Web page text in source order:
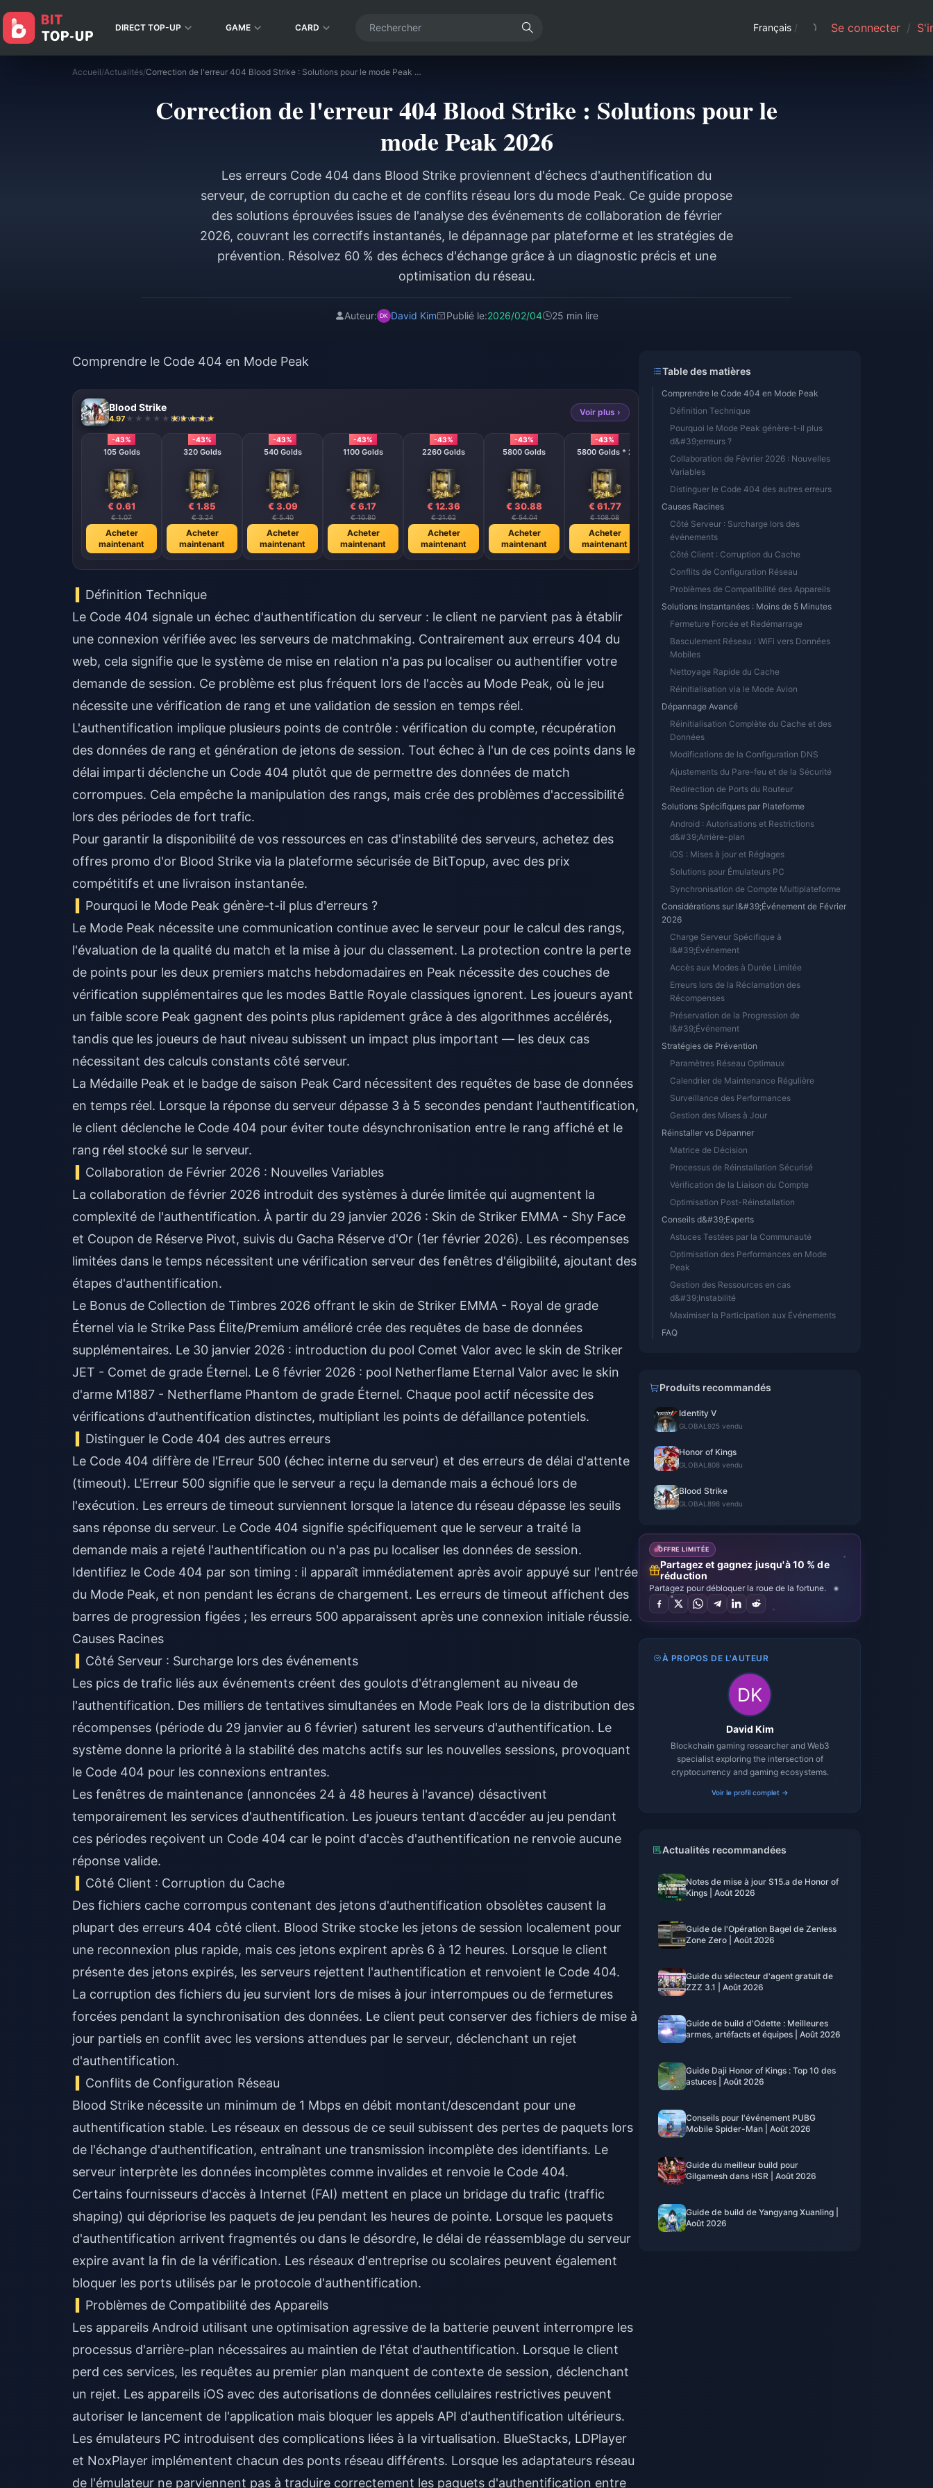
DIRECT TOP-UP GAME CARD Français / Se connecter /
Accueil/Actualités/ Correction de l'erreur 404 Blood Strike : Solutions pour le mode Peak 2026
Correction de l'erreur 404 Blood Strike : Solutions pour le
mode Peak 2026
Les erreurs Code 404 dans Blood Strike proviennent d'échecs d'authentification du
serveur, de corruption du cache et de conflits réseau lors du mode Peak. Ce guide propose
des solutions éprouvées issues de l'analyse des événements de collaboration de février
2026, couvrant les correctifs instantanés, le dépannage par plateforme et les stratégies de
prévention. Résolvez 60 % des échecs d'échange grâce à un diagnostic précis et une
optimisation du réseau.
Auteur: David Kim Publié le:2026/02/04 25 min lire
Comprendre le Code 404 en Mode Peak
Blood Strike
4.97 898 vendu
Voir plus ›
-43%
105 Golds
€ 0.61
€ 1.07
Acheter
maintenant
-43%
320 Golds
€ 1.85
€ 3.24
Acheter
maintenant
-43%
540 Golds
€ 3.09
€ 5.40
Acheter
maintenant
-43%
1100 Golds
€ 6.17
€ 10.80
Acheter
maintenant
-43%
2260 Golds
€ 12.36
€ 21.62
Acheter
maintenant
-43%
5800 Golds
€ 30.88
€ 54.04
Acheter
maintenant
-43%
5800 Golds * 2
€ 61.77
€ 108.08
Acheter
maintenant
-43%
€ 123.52
Acheter
Définition Technique
Le Code 404 signale un échec d'authentification du serveur : le client ne parvient pas à établir
une connexion vérifiée avec les serveurs de matchmaking. Contrairement aux erreurs 404 du
web, cela signifie que le système de mise en relation n'a pas pu localiser ou authentifier votre
demande de session. Ce problème est plus fréquent lors de l'accès au Mode Peak, où le jeu
nécessite une vérification de rang et une validation de session en temps réel.
L'authentification implique plusieurs points de contrôle : vérification du compte, récupération
des données de rang et génération de jetons de session. Tout échec à l'un de ces points dans le
délai imparti déclenche un Code 404 plutôt que de permettre des données de match
corrompues. Cela empêche la manipulation des rangs, mais crée des problèmes d'accessibilité
lors des périodes de fort trafic.
Pour garantir la disponibilité de vos ressources en cas d'instabilité des serveurs, achetez des
offres promo d'or Blood Strike via la plateforme sécurisée de BitTopup, avec des prix
compétitifs et une livraison instantanée.
Pourquoi le Mode Peak génère-t-il plus d'erreurs ?
Le Mode Peak nécessite une communication continue avec le serveur pour le calcul des rangs,
l'évaluation de la qualité du match et la mise à jour du classement. La protection contre la perte
de points pour les deux premiers matchs hebdomadaires en Peak nécessite des couches de
vérification supplémentaires que les modes Battle Royale classiques ignorent. Les joueurs ayant
un faible score Peak gagnent des points plus rapidement grâce à des algorithmes accélérés,
tandis que les joueurs de haut niveau subissent un impact plus important — les deux cas
nécessitant des calculs constants côté serveur.
La Médaille Peak et le badge de saison Peak Card nécessitent des requêtes de base de données
en temps réel. Lorsque la réponse du serveur dépasse 3 à 5 secondes pendant l'authentification,
le client déclenche le Code 404 pour éviter toute désynchronisation entre le rang affiché et le
rang réel stocké sur le serveur.
Collaboration de Février 2026 : Nouvelles Variables
La collaboration de février 2026 introduit des systèmes à durée limitée qui augmentent la
complexité de l'authentification. À partir du 29 janvier 2026 : Skin de Striker EMMA - Shy Face
et Coupon de Réserve Pivot, suivis du Gacha Réserve d'Or (1er février 2026). Les récompenses
limitées dans le temps nécessitent une vérification serveur des fenêtres d'éligibilité, ajoutant des
étapes d'authentification.
Le Bonus de Collection de Timbres 2026 offrant le skin de Striker EMMA - Royal de grade
Éternel via le Strike Pass Élite/Premium amélioré crée des requêtes de base de données
supplémentaires. Le 30 janvier 2026 : introduction du pool Comet Valor avec le skin de Striker
JET - Comet de grade Éternel. Le 6 février 2026 : pool Netherflame Eternal Valor avec le skin
d'arme M1887 - Netherflame Phantom de grade Éternel. Chaque pool actif nécessite des
vérifications d'authentification distinctes, multipliant les points de défaillance potentiels.
Distinguer le Code 404 des autres erreurs
Le Code 404 diffère de l'Erreur 500 (échec interne du serveur) et des erreurs de délai d'attente
(timeout). L'Erreur 500 signifie que le serveur a reçu la demande mais a échoué lors de
l'exécution. Les erreurs de timeout surviennent lorsque la latence du réseau dépasse les seuils
sans réponse du serveur. Le Code 404 signifie spécifiquement que le serveur a traité la
demande mais a rejeté l'authentification ou n'a pas pu localiser les données de session.
Identifiez le Code 404 par son timing : il apparaît immédiatement après avoir appuyé sur l'entrée
du Mode Peak, et non pendant les écrans de chargement. Les erreurs de timeout affichent des
barres de progression figées ; les erreurs 500 apparaissent après une connexion initiale réussie.
Causes Racines
Côté Serveur : Surcharge lors des événements
Les pics de trafic liés aux événements créent des goulots d'étranglement au niveau de
l'authentification. Des milliers de tentatives simultanées en Mode Peak lors de la distribution des
récompenses (période du 29 janvier au 6 février) saturent les serveurs d'authentification. Le
système donne la priorité à la stabilité des matchs actifs sur les nouvelles sessions, provoquant
le Code 404 pour les connexions entrantes.
Les fenêtres de maintenance (annoncées 24 à 48 heures à l'avance) désactivent
temporairement les services d'authentification. Les joueurs tentant d'accéder au jeu pendant
ces périodes reçoivent un Code 404 car le point d'accès d'authentification ne renvoie aucune
réponse valide.
Côté Client : Corruption du Cache
Des fichiers cache corrompus contenant des jetons d'authentification obsolètes causent la
plupart des erreurs 404 côté client. Blood Strike stocke les jetons de session localement pour
une reconnexion plus rapide, mais ces jetons expirent après 6 à 12 heures. Lorsque le client
présente des jetons expirés, les serveurs rejettent l'authentification et renvoient le Code 404.
La corruption des fichiers du jeu survient lors de mises à jour interrompues ou de fermetures
forcées pendant la synchronisation des données. Le client peut conserver des fichiers de mise à
jour partiels en conflit avec les versions attendues par le serveur, déclenchant un rejet
d'authentification.
Conflits de Configuration Réseau
Blood Strike nécessite un minimum de 1 Mbps en débit montant/descendant pour une
authentification stable. Les réseaux en dessous de ce seuil subissent des pertes de paquets lors
de l'échange d'authentification, entraînant une transmission incomplète des identifiants. Le
serveur interprète les données incomplètes comme invalides et renvoie le Code 404.
Certains fournisseurs d'accès à Internet (FAI) mettent en place un bridage du trafic (traffic
shaping) qui dépriorise les paquets de jeu pendant les heures de pointe. Lorsque les paquets
d'authentification arrivent fragmentés ou dans le désordre, le délai de réassemblage du serveur
expire avant la fin de la vérification. Les réseaux d'entreprise ou scolaires peuvent également
bloquer les ports utilisés par le protocole d'authentification.
Problèmes de Compatibilité des Appareils
Les appareils Android utilisant une optimisation agressive de la batterie peuvent interrompre les
processus d'arrière-plan nécessaires au maintien de l'état d'authentification. Lorsque le client
perd ces services, les requêtes au premier plan manquent de contexte de session, déclenchant
un rejet. Les appareils iOS avec des autorisations de données cellulaires restrictives peuvent
autoriser le lancement de l'application mais bloquer les appels API d'authentification ultérieurs.
Les émulateurs PC introduisent des complications liées à la virtualisation. BlueStacks, LDPlayer
et NoxPlayer implémentent chacun des ponts réseau différents. Lorsque les adaptateurs réseau
de l'émulateur ne parviennent pas à traduire correctement les paquets d'authentification entre
Table des matières
Comprendre le Code 404 en Mode Peak
Définition Technique
Pourquoi le Mode Peak génère-t-il plus
d&#39;erreurs ?
Collaboration de Février 2026 : Nouvelles
Variables
Distinguer le Code 404 des autres erreurs
Causes Racines
Côté Serveur : Surcharge lors des
événements
Côté Client : Corruption du Cache
Conflits de Configuration Réseau
Problèmes de Compatibilité des Appareils
Solutions Instantanées : Moins de 5 Minutes
Fermeture Forcée et Redémarrage
Basculement Réseau : WiFi vers Données
Mobiles
Nettoyage Rapide du Cache
Réinitialisation via le Mode Avion
Dépannage Avancé
Réinitialisation Complète du Cache et des
Données
Modifications de la Configuration DNS
Ajustements du Pare-feu et de la Sécurité
Redirection de Ports du Routeur
Solutions Spécifiques par Plateforme
Android : Autorisations et Restrictions
d&#39;Arrière-plan
iOS : Mises à jour et Réglages
Solutions pour Émulateurs PC
Synchronisation de Compte Multiplateforme
Considérations sur l&#39;Événement de Février
2026
Charge Serveur Spécifique à
l&#39;Événement
Accès aux Modes à Durée Limitée
Erreurs lors de la Réclamation des
Récompenses
Préservation de la Progression de
l&#39;Événement
Stratégies de Prévention
Paramètres Réseau Optimaux
Calendrier de Maintenance Régulière
Surveillance des Performances
Gestion des Mises à Jour
Réinstaller vs Dépanner
Matrice de Décision
Processus de Réinstallation Sécurisé
Vérification de la Liaison du Compte
Optimisation Post-Réinstallation
Conseils d&#39;Experts
Astuces Testées par la Communauté
Optimisation des Performances en Mode
Peak
Gestion des Ressources en cas
d&#39;Instabilité
Maximiser la Participation aux Événements
FAQ
Produits recommandés
Identity V
GLOBAL 925 vendu
Honor of Kings
GLOBAL 808 vendu
Blood Strike
GLOBAL 898 vendu
OFFRE LIMITÉE
Partagez et gagnez jusqu'à 10 % de
réduction
Partagez pour débloquer la roue de la fortune.
À PROPOS DE L'AUTEUR
David Kim
Blockchain gaming researcher and Web3
specialist exploring the intersection of
cryptocurrency and gaming ecosystems.
Voir le profil complet →
Actualités recommandées
Notes de mise à jour S15.a de Honor of
Kings | Août 2026
Guide de l'Opération Bagel de Zenless
Zone Zero | Août 2026
Guide du sélecteur d'agent gratuit de
ZZZ 3.1 | Août 2026
Guide de build d'Odette : Meilleures
armes, artéfacts et équipes | Août 2026
Guide Daji Honor of Kings : Top 10 des
astuces | Août 2026
Conseils pour l'événement PUBG
Mobile Spider-Man | Août 2026
Guide du meilleur build pour
Gilgamesh dans HSR | Août 2026
Guide de build de Yangyang Xuanling |
Août 2026